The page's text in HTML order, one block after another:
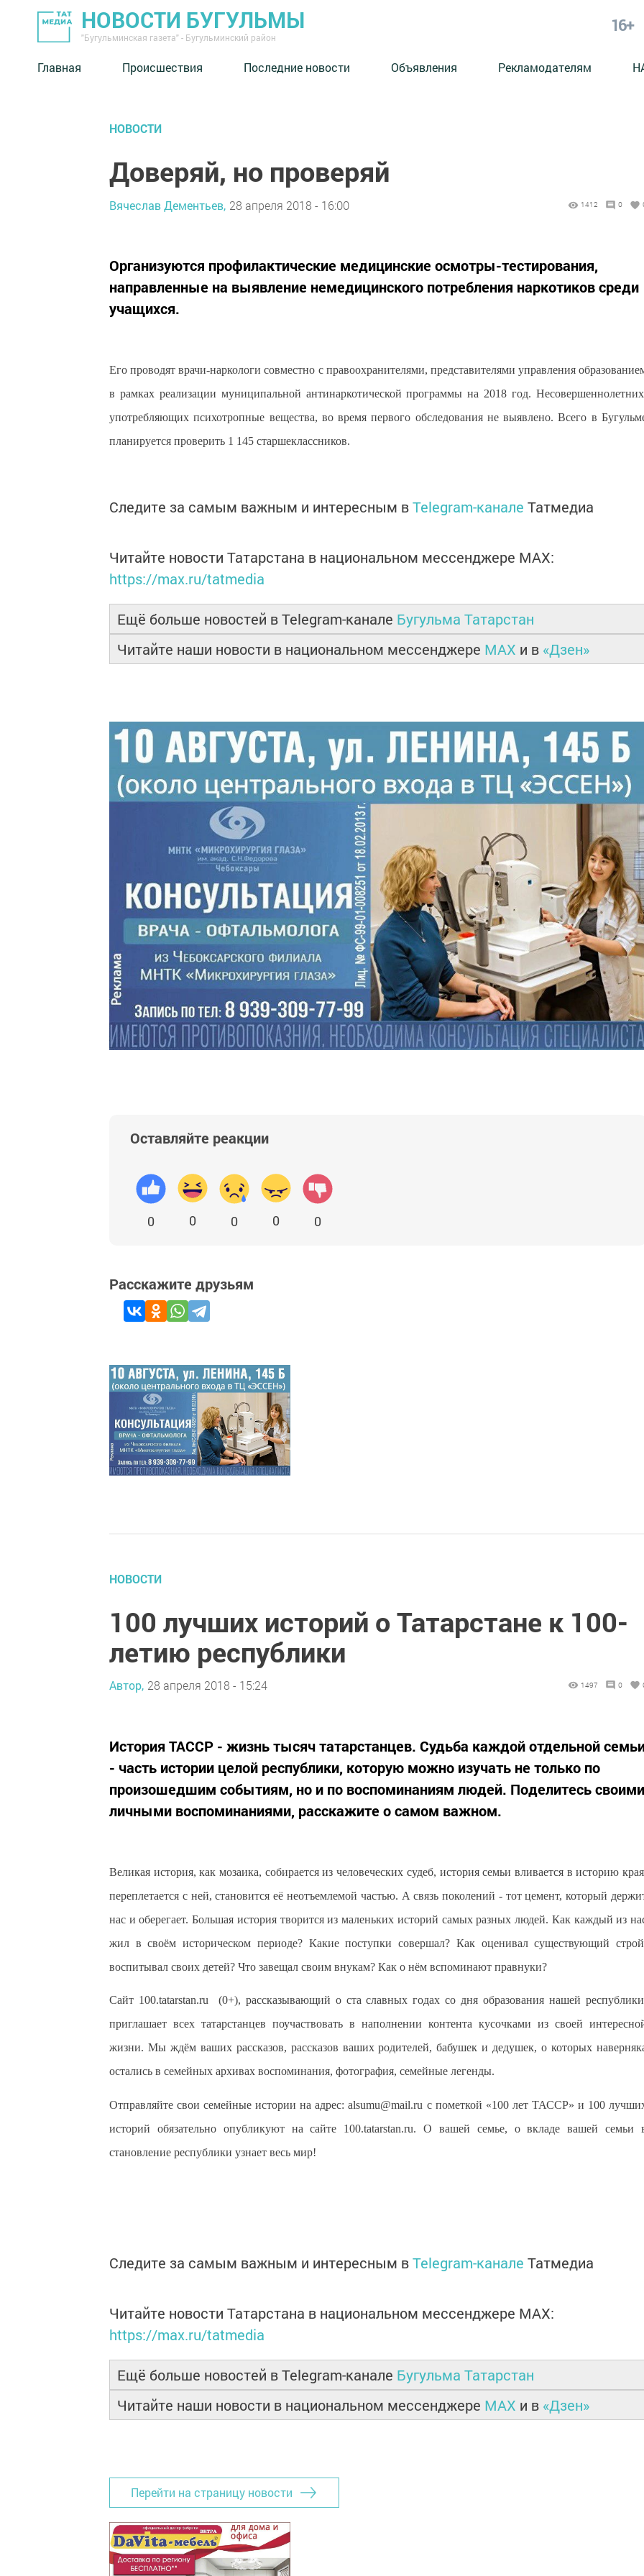
НОВОСТИ БУГУЛЬМЫ
"Бугульминская газета" - Бугульминский район
16+
Главная Происшествия Последние новости Объявления Рекламодателям
НОВОСТИ
Доверяй, но проверяй
Вячеслав Дементьев, 28 апреля 2018 - 16:00 1412 0
Организуются профилактические медицинские осмотры-тестирования,
направленные на выявление немедицинского потребления наркотиков среди
учащихся.
Его проводят врачи-наркологи совместно с правоохранителями, представителями управления
в рамках реализации муниципальной антинаркотической программы на 2018 год.
употребляющих психотропные вещества, во время первого обследования не выявлено. Всего в
планируется проверить 1 145 старшеклассников.
Следите за самым важным и интересным вTelegram-канале Татмедиа
Читайте новости Татарстана в национальном мессенджере MАХ:
https://max.ru/tatmedia
Ещё больше новостей в Telegram-канале Бугульма Татарстан
Читайте наши новости в национальном мессенджере MAX и в «Дзен»
Оставляйте реакции
0 0 0 0 0
Расскажите друзьям
НОВОСТИ
100 лучших историй о Татарстане к 100-
летию республики
Автор, 28 апреля 2018 - 15:24 1497 0
История ТАССР - жизнь тысяч татарстанцев. Судьба каждой отдельной
- часть истории целой республики, которую можно изучать не только по
произошедшим событиям, но и по воспоминаниям людей. Поделитесь своими
личными воспоминаниями, расскажите о самом важном.
Великая история, как мозаика, собирается из человеческих судеб, история семьи вливается в историю
переплетается с ней, становится её неотъемлемой частью. А связь поколений - тот цемент, который
нас и оберегает. Большая история творится из маленьких историй самых разных людей. Как каждый из
жил в своём историческом периоде? Какие поступки совершал? Как оценивал существующий
воспитывал своих детей? Что завещал своим внукам? Как о нём вспоминают правнуки?
Сайт 100.tatarstan.ru (0+), рассказывающий о ста славных годах со дня образования нашей
приглашает всех татарстанцев поучаствовать в наполнении контента кусочками из своей
жизни. Мы ждём ваших рассказов, рассказов ваших родителей, бабушек и дедушек, о которых
остались в семейных архивах воспоминания, фотография, семейные легенды.
Отправляйте свои семейные истории на адрес: alsumu@mail.ru с пометкой «100 лет ТАССР» и 100
историй обязательно опубликуют на сайте 100.tatarstan.ru. О вашей семье, о вкладе вашей семьи
становление республики узнает весь мир!
Следите за самым важным и интересным вTelegram-канале Татмедиа
Читайте новости Татарстана в национальном мессенджере MАХ:
https://max.ru/tatmedia
Ещё больше новостей в Telegram-канале Бугульма Татарстан
Читайте наши новости в национальном мессенджере MAX и в «Дзен»
Перейти на страницу новости